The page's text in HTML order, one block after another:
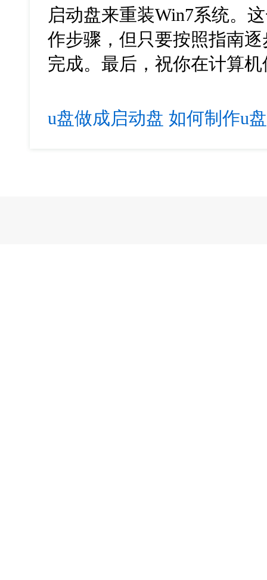
启动盘来重装Win7系统。
作步骤，但只要按照指南
完成。最后，祝你在计算
u盘做成启动盘 如何制作u